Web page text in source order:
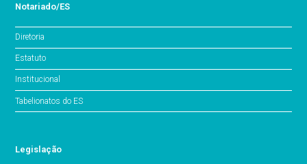
Notariado/ES
Diretoria
Estatuto
Institucional
Tabelionatos do ES
Legislação